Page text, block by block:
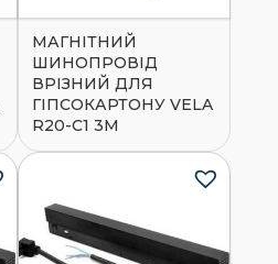
МАГНІТНИЙ
ШИНОПРОВІД
ВРІЗНИЙ ДЛЯ
ГІПСОКАРТОНУ VELA
R20-C1 3М